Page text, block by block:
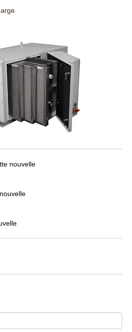
nouvelle